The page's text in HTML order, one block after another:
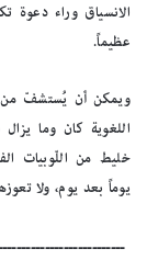
الانسياق وراء دعوة
عظيماً.
ويمكن أن يُستشفّ من
اللغوية كان وما
خليط من اللّوبيات
يوماً بعد يوم، ولا